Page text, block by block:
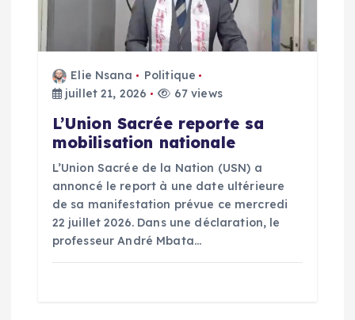
Elie Nsana
Politique
juillet 21, 2026
67 views
L’Union Sacrée reporte sa
mobilisation nationale
L’Union Sacrée de la Nation (USN) a
annoncé le report à une date ultérieure
de sa manifestation prévue ce mercredi
22 juillet 2026. Dans une déclaration, le
professeur André Mbata…